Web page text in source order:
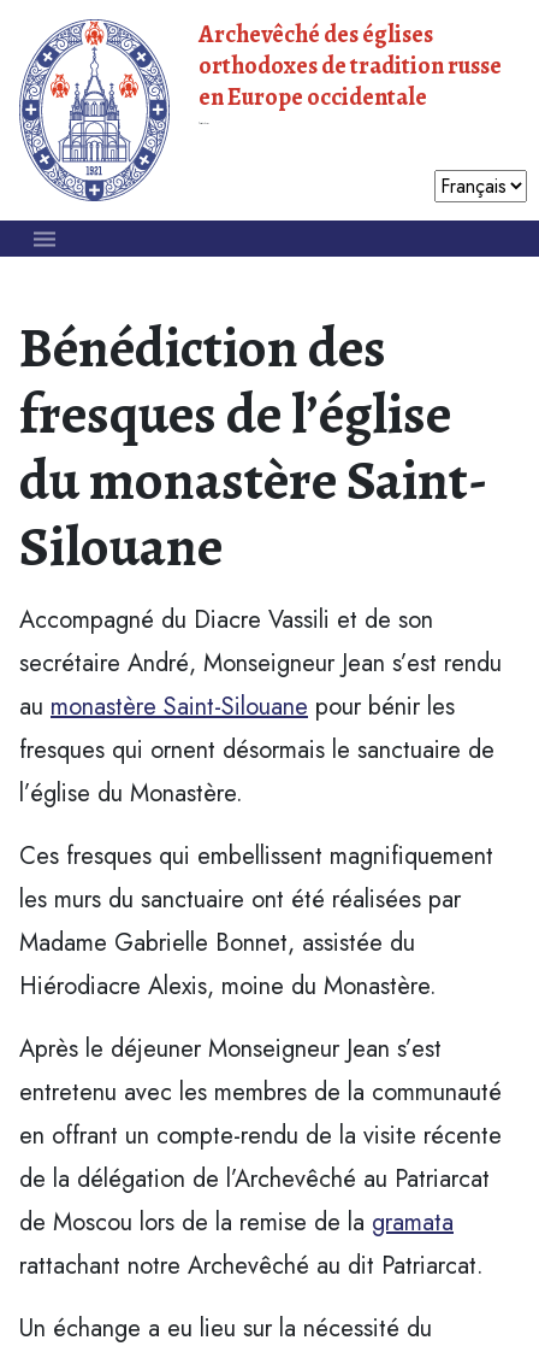
Archevêché des églises
orthodoxes de tradition russe
en Europe occidentale
Bénédiction des
fresques de l’église
du monastère Saint-
Silouane
Accompagné du Diacre Vassili et de son
secrétaire André, Monseigneur Jean s’est rendu
au monastère Saint-Silouane pour bénir les
fresques qui ornent désormais le sanctuaire de
l’église du Monastère.
Ces fresques qui embellissent magnifiquement
les murs du sanctuaire ont été réalisées par
Madame Gabrielle Bonnet, assistée du
Hiérodiacre Alexis, moine du Monastère.
Après le déjeuner Monseigneur Jean s’est
entretenu avec les membres de la communauté
en offrant un compte-rendu de la visite récente
de la délégation de l’Archevêché au Patriarcat
de Moscou lors de la remise de la gramata
rattachant notre Archevêché au dit Patriarcat.
Un échange a eu lieu sur la nécessité du